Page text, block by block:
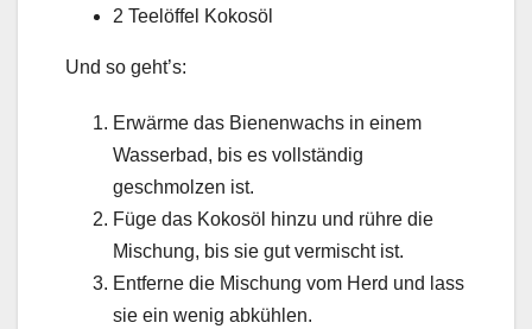
2 Teelöffel Kokosöl
Und so geht’s:
Erwärme das Bienenwachs in einem
Wasserbad, bis es vollständig
geschmolzen ist.
Füge das Kokosöl hinzu und rühre die
Mischung, bis sie gut vermischt ist.
Entferne die Mischung vom Herd und lass
sie ein wenig abkühlen.